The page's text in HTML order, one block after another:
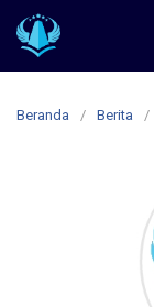
Langsung
ke
konten
Beranda Berita